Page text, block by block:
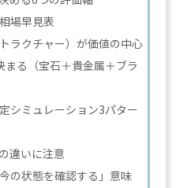
場早見表
ラクチャー）が価値の中心
る（宝石＋貴金属＋ブラ
シミュレーション3パター
違いに注意
の状態を確認する」意味